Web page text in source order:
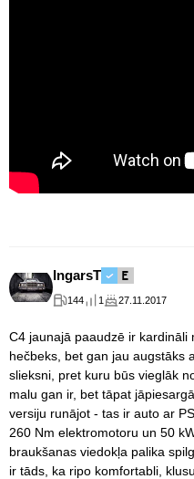
IngarsT
144 1 27.11.2017
C4 jaunajā paaudzē ir kardināli
hečbeks, bet gan jau augstāks
slieksni, pret kuru būs vieglāk
malu gan ir, bet tāpat
versiju runājot - tas ir auto ar
260 Nm elektromotoru un 50
braukšanas viedokļa palika
ir tāds, ka ripo komfortabli,